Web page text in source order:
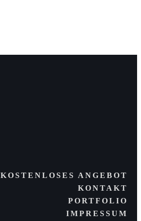
KOSTENLOSES ANGEBOT
KONTAKT
PORTFOLIO
IMPRESSUM